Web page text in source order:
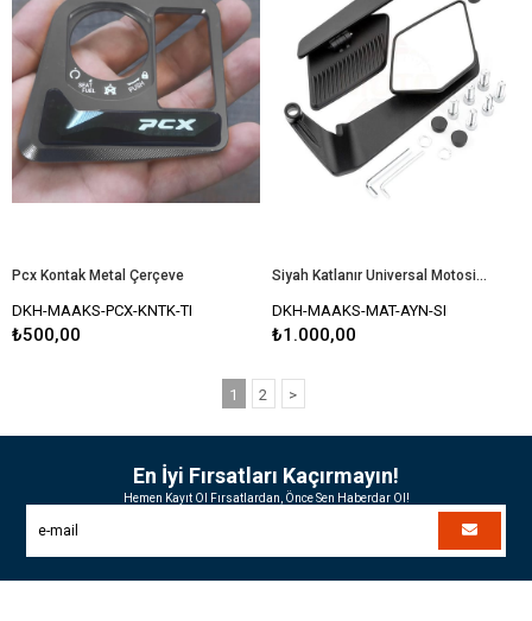
Pcx Kontak Metal Çerçeve
DKH-MAAKS-PCX-KNTK-TI
₺500,00
Siyah Katlanır Universal Motosiklet Ayna Seti Rüzgar Kanatlı Modifiye Ayna
DKH-MAAKS-MAT-AYN-SI
₺1.000,00
1 2 >
En İyi Fırsatları Kaçırmayın!
Hemen Kayıt Ol Fırsatlardan, Önce Sen Haberdar Ol!